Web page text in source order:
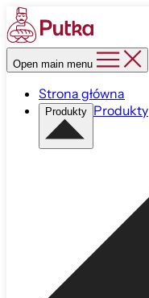
Open main menu
Strona główna
Produkty Produkty